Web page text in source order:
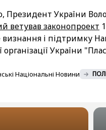
Президент України
ветував законопроект
і підтримку
організації України
Національні Новини